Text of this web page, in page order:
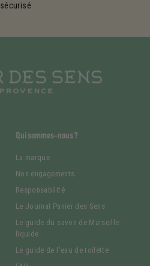
sécurisé
Qui sommes-nous ?
La marque
Nos engagements
Responsabilité
Le Journal Panier des Sens
Le guide du savon de Marseille
liquide
Le guide de l'eau de toilette